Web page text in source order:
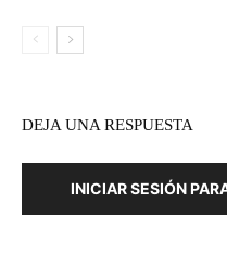
DEJA UNA RESPUESTA
INICIAR SESIÓN